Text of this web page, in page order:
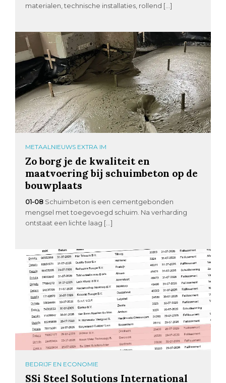
materialen, technische installaties, rollend […]
METAALNIEUWS EXTRA IM
Zo borg je de kwaliteit en
maatvoering bij schuimbeton op de
bouwplaats
01-08 Schuimbeton is een cementgebonden
mengsel met toegevoegd schuim. Na verharding
ontstaat een lichte laag […]
BEDRIJF EN ECONOMIE
SSi Steel Solutions International